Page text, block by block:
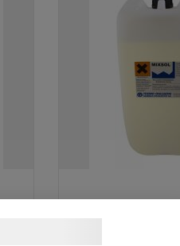
Mixsol